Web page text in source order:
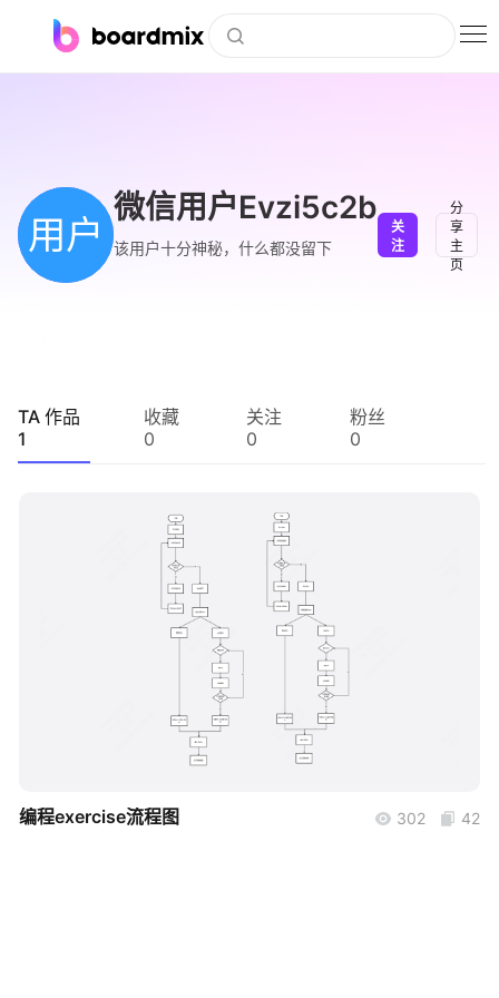
下载
会员
企业服务
知识分享社区
用户
微信用户Evzi5c2b
该用户十分神秘，什么都没留下
关
注
分
享
主
页
TA 作品
1
收藏
0
关注
0
粉丝
0
boardmix
编程exercise流程图 302 42